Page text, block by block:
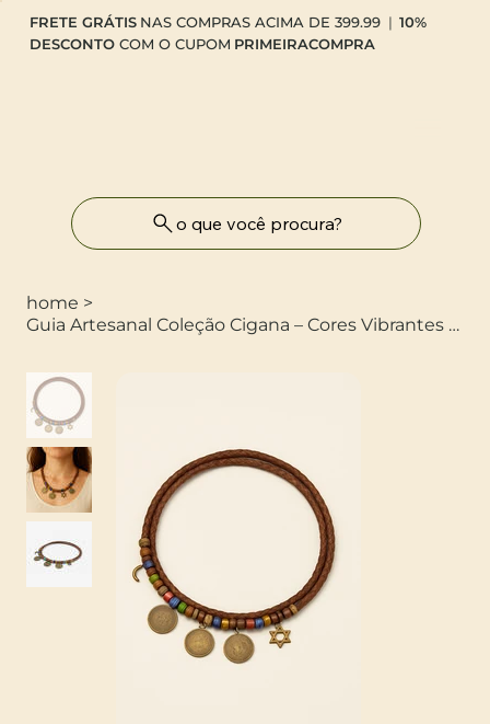
FRETE GRÁTIS NAS COMPRAS ACIMA DE 399.99 |10%
DESCONTOCOM O CUPOM PRIMEIRACOMPRA
o que você procura?
home >
Guia Artesanal Coleção Cigana – Cores Vibrantes e Bem-Estar – Mística Intuitiva